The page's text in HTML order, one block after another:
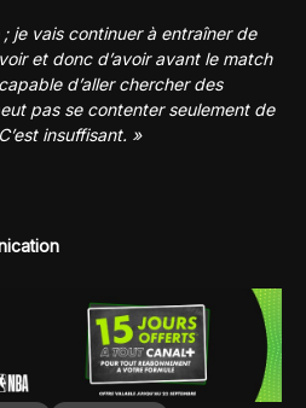
je vais continuer à entraîner de
et donc d’avoir avant le match
d’aller chercher des
pas se contenter seulement de
insuffisant. »